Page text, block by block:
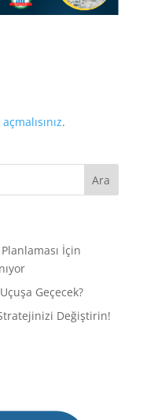
.
İçin
Geçecek?
Değiştirin!